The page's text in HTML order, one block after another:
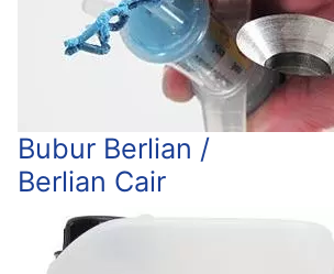
Bubur Berlian /
Berlian Cair